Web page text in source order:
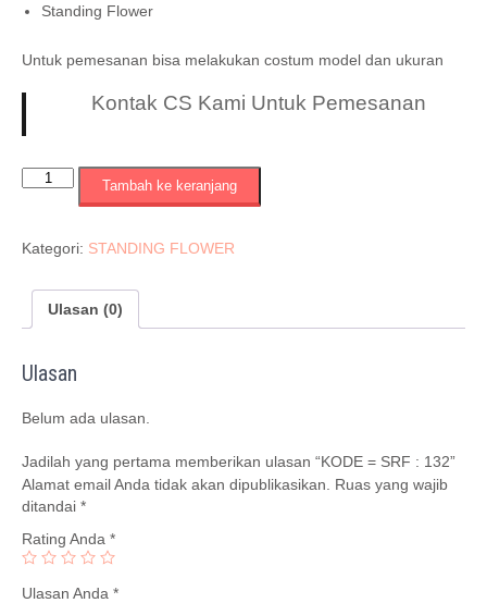
Standing Flower
Untuk pemesanan bisa melakukan costum model dan ukuran
Kontak CS Kami Untuk Pemesanan
Kuantitas
SRF
Tambah ke keranjang
Kategori: STANDING FLOWER
Ulasan (0)
Ulasan
Belum ada ulasan.
Jadilah yang pertama memberikan ulasan “KODE = SRF : 132”
Alamat email Anda tidak akan dipublikasikan.
Ruas yang wajib
ditandai *
Rating Anda *
Ulasan Anda *